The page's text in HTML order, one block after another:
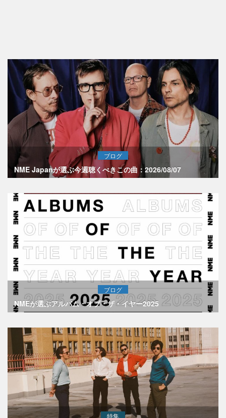
ブログ
NME Japanが選ぶ今週聴くべきこの曲：2026/08/07
ブログ
NMEが選ぶアルバム・オブ・ザ・イヤー2025
特集